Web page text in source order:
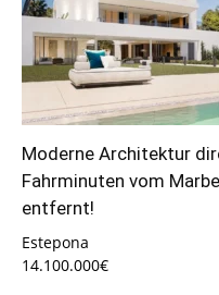
Moderne Architektur
Fahrminuten vom
entfernt!
Estepona
14.100.000€